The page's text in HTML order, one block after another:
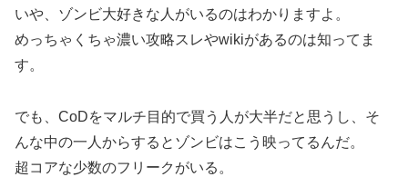
いや、ゾンビ大好きな人がいるのはわかりますよ。
めっちゃくちゃ濃い攻略スレやwikiがあるのは知ってま
す。
でも、CoDをマルチ目的で買う人が大半だと思うし、そ
んな中の一人からするとゾンビはこう映ってるんだ。
超コアな少数のフリークがいる。